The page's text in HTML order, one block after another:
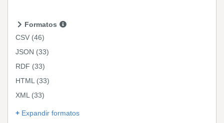
Formatos
CSV (46)
JSON (33)
RDF (33)
HTML (33)
XML (33)
Expandir formatos